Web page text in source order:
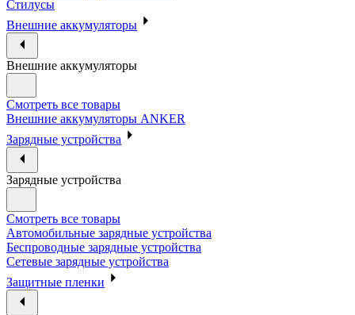
Стилусы
Внешние аккумуляторы
Внешние аккумуляторы
Смотреть все товары
Внешние аккумуляторы ANKER
Зарядные устройства
Зарядные устройства
Смотреть все товары
Автомобильные зарядные устройства
Беспроводные зарядные устройства
Сетевые зарядные устройства
Защитные пленки